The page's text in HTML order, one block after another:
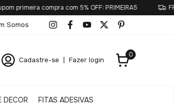
compra com 5% OFF: PRIMEIRA5 FRETE
Somos
Cadastre-se | Fazer login
0
DECOR FITAS ADESIVAS